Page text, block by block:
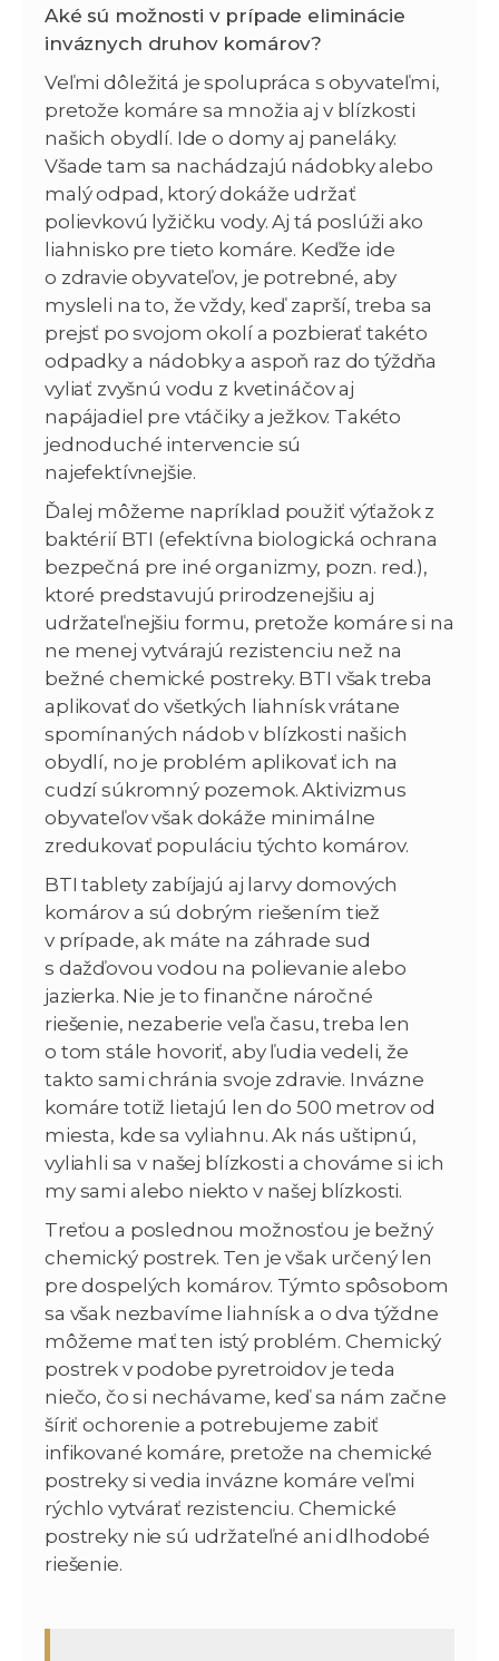
Aké sú možnosti v prípade eliminácie
inváznych druhov komárov?
Veľmi dôležitá je spolupráca s obyvateľmi,
pretože komáre sa množia aj v blízkosti
našich obydlí. Ide o domy aj paneláky.
Všade tam sa nachádzajú nádobky alebo
malý odpad, ktorý dokáže udržať
polievkovú lyžičku vody. Aj tá poslúži ako
liahnisko pre tieto komáre. Keďže ide
o zdravie obyvateľov, je potrebné, aby
mysleli na to, že vždy, keď zaprší, treba sa
prejsť po svojom okolí a pozbierať takéto
odpadky a nádobky a aspoň raz do týždňa
vyliať zvyšnú vodu z kvetináčov aj
napájadiel pre vtáčiky a ježkov. Takéto
jednoduché intervencie sú
najefektívnejšie.
Ďalej môžeme napríklad použiť výťažok z
baktérií BTI (efektívna biologická ochrana
bezpečná pre iné organizmy, pozn. red.),
ktoré predstavujú prirodzenejšiu aj
udržateľnejšiu formu, pretože komáre si na
ne menej vytvárajú rezistenciu než na
bežné chemické postreky. BTI však treba
aplikovať do všetkých liahnísk vrátane
spomínaných nádob v blízkosti našich
obydlí, no je problém aplikovať ich na
cudzí súkromný pozemok. Aktivizmus
obyvateľov však dokáže minimálne
zredukovať populáciu týchto komárov.
BTI tablety zabíjajú aj larvy domových
komárov a sú dobrým riešením tiež
v prípade, ak máte na záhrade sud
s dažďovou vodou na polievanie alebo
jazierka. Nie je to finančne náročné
riešenie, nezaberie veľa času, treba len
o tom stále hovoriť, aby ľudia vedeli, že
takto sami chránia svoje zdravie. Invázne
komáre totiž lietajú len do 500 metrov od
miesta, kde sa vyliahnu. Ak nás uštipnú,
vyliahli sa v našej blízkosti a chováme si ich
my sami alebo niekto v našej blízkosti.
Treťou a poslednou možnosťou je bežný
chemický postrek. Ten je však určený len
pre dospelých komárov. Týmto spôsobom
sa však nezbavíme liahnísk a o dva týždne
môžeme mať ten istý problém. Chemický
postrek v podobe pyretroidov je teda
niečo, čo si nechávame, keď sa nám začne
šíriť ochorenie a potrebujeme zabiť
infikované komáre, pretože na chemické
postreky si vedia invázne komáre veľmi
rýchlo vytvárať rezistenciu. Chemické
postreky nie sú udržateľné ani dlhodobé
riešenie.